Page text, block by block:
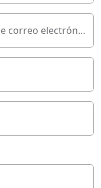
Vuelva a introducir su dirección de correo electrónico